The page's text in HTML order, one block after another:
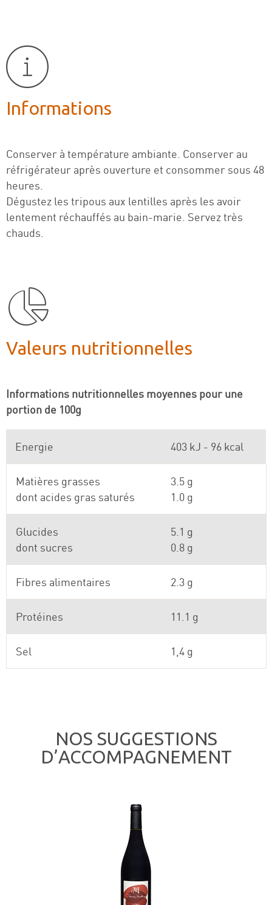
Informations
Conserver à température ambiante. Conserver au
réfrigérateur après ouverture et consommer sous 48
heures.
Dégustez les tripous aux lentilles après les avoir
lentement réchauffés au bain-marie. Servez très
chauds.
Valeurs nutritionnelles
Informations nutritionnelles moyennes pour une
portion de 100g
Energie 403 kJ - 96 kcal
Matières grasses
dont acides gras saturés
3.5 g
1.0 g
Glucides
dont sucres
5.1 g
0.8 g
Fibres alimentaires 2.3 g
Protéines 11.1 g
Sel 1,4 g
NOS SUGGESTIONS
D’ACCOMPAGNEMENT